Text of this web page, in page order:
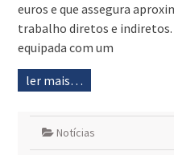
euros e que assegura
trabalho diretos e
equipada com um
ler mais…
Notícias